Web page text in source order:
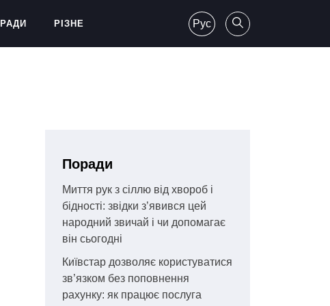
РІЗНЕ Рус
Поради
Миття рук з сіллю від хвороб і
бідності: звідки з’явився цей
народний звичай і чи допомагає
він сьогодні
Київстар дозволяє користуватися
зв’язком без поповнення
рахунку: як працює послуга